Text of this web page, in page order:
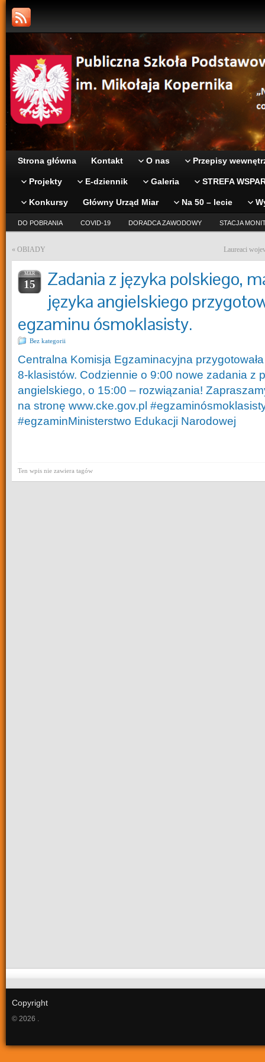
Strona główna Kontakt O nas Przepisy
Projekty E-dziennik Galeria STREFA
Konkursy Główny Urząd Miar Na 50 – lecie
DO POBRANIA COVID-19 DORADCA ZAWODOWY STACJA
« OBIADY Laureaci
MAR
15
Zadania z języka polskiego,
języka angielskiego
egzaminu ósmoklasisty.
Bez kategorii
Centralna Komisja Egzaminacyjna
8-klasistów. Codziennie o 9:00 nowe zadania z
angielskiego, o 15:00 – rozwiązania!
na stronę www.cke.gov.pl
#egzaminMinisterstwo Edukacji Narodowej
Ten wpis nie zawiera tagów
Copyright
© 2026 .